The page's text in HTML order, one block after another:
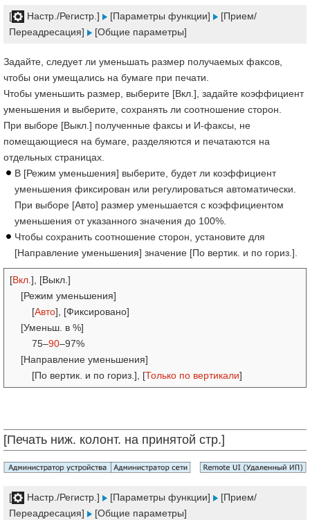
[ Настр./Регистр.] [Параметры функции]
[Прием/
Переадресация]
[Общие параметры]
Задайте, следует ли уменьшать размер получаемых факсов,
чтобы они умещались на бумаге при печати.
Чтобы уменьшить размер, выберите [Вкл.], задайте коэффициент
уменьшения и выберите, сохранять ли соотношение сторон.
При выборе [Выкл.] полученные факсы и И-факсы, не
помещающиеся на бумаге, разделяются и печатаются на
отдельных страницах.
В [Режим уменьшения] выберите, будет ли коэффициент
уменьшения фиксирован или регулироваться автоматически.
При выборе [Авто] размер уменьшается с коэффициентом
уменьшения от указанного значения до 100%.
Чтобы сохранить соотношение сторон, установите для
[Направление уменьшения] значение [По вертик. и по гориз.].
[Вкл. ], [Выкл.]
[Режим уменьшения]
[Авто], [Фиксировано]
[Уменьш. в %]
75–90–97%
[Направление уменьшения]
[По вертик. и по гориз.], [Только по вертикали]
[Печать ниж. колонт. на принятой стр.]
[ Настр./Регистр.] [Параметры функции]
[Прием/
Переадресация]
[Общие параметры]